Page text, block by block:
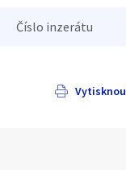
Číslo inzerátu